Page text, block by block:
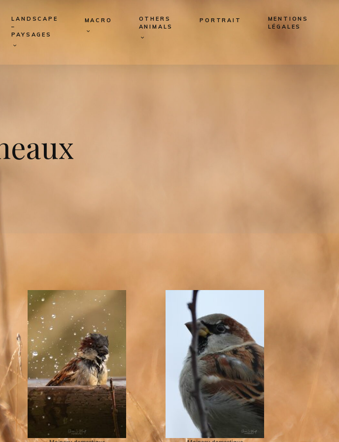
LANDSCAPE
–
PAYSAGES
MACRO
OTHERS
ANIMALS
PORTRAIT
MENTIONS
LÉGALES